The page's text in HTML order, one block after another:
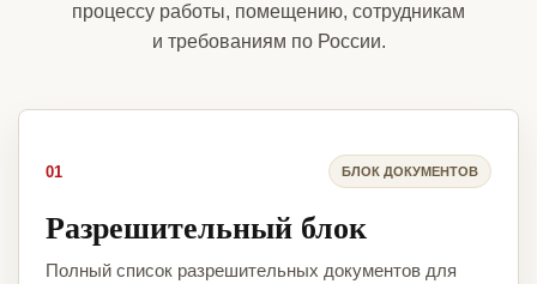
процессу работы, помещению, сотрудникам
и требованиям по России.
01 БЛОК ДОКУМЕНТОВ
Разрешительный блок
Полный список разрешительных документов для